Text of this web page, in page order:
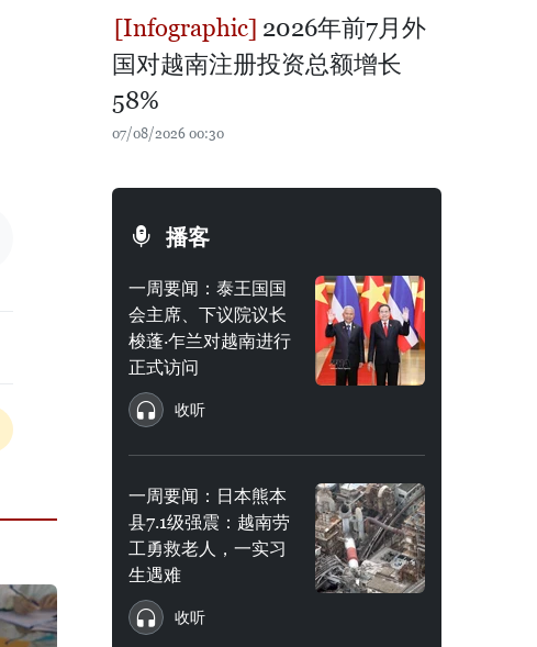
2026年前7月外
国对越南注册投资总额增长
58%
07/08/2026 00:30
播客
一周要闻：泰王国国
会主席、下议院议长
梭蓬·乍兰对越南进行
正式访问
收听
一周要闻：日本熊本
县7.1级强震：越南劳
工勇救老人，一实习
生遇难
收听